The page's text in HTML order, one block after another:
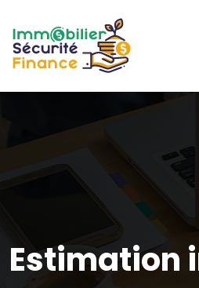
Estimation